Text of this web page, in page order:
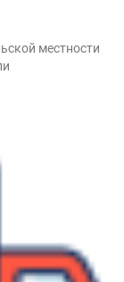
местности